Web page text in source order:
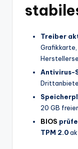
Treiber
Antivirus-
20 GB
BIOS
TPM 2.0